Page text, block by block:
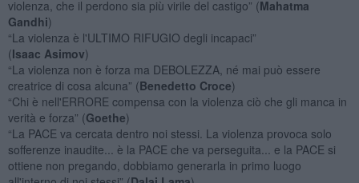
violenza, che il perdono sia più virile del castigo” (Mahatma
Gandhi)
“La violenza è l'ULTIMO RIFUGIO degli incapaci”
(Isaac Asimov)
“La violenza non è forza ma DEBOLEZZA, né mai può essere
creatrice di cosa alcuna” (Benedetto Croce)
“Chi è nell'ERRORE compensa con la violenza ciò che gli manca in
verità e forza” (Goethe)
“La PACE va cercata dentro noi stessi. La violenza provoca solo
sofferenze inaudite... è la PACE che va perseguita... e la PACE si
ottiene non pregando, dobbiamo generarla in primo luogo